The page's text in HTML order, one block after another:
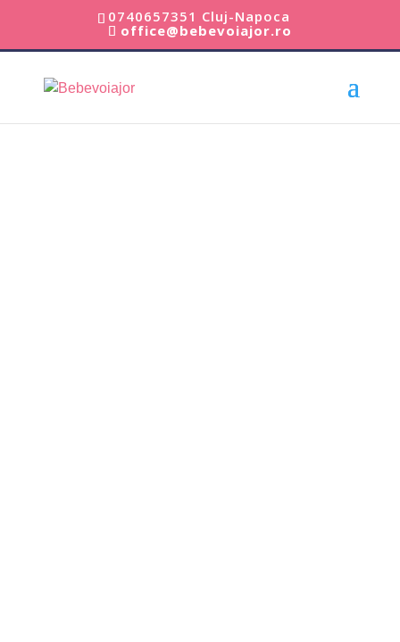
0740657351 Cluj-Napoca
office@bebevoiajor.ro
/Carucioare Copii
/ Landou pentru Carucior copiiul